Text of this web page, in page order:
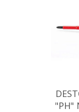
"PH"